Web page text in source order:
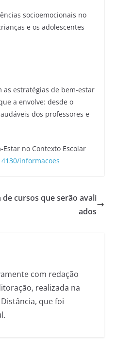
socioemocionais no
e os adolescentes
estratégias de bem-estar
a envolve: desde o
dos professores e
no Contexto Escolar
informacoes
de cursos que serão avali
ados
com redação
realizada na
que foi